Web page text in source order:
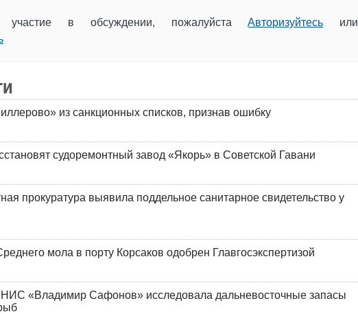
участие в обсуждении, пожалуйстаАвторизуйтесь или
из санкционных списков, признав ошибку
судоремонтный завод «Якорь» в Советской Гавани
прокуратура выявила поддельное санитарное свидетельство у
мола в порту Корсаков одобрен Главгосэкспертизой
«Владимир Сафонов» исследовала дальневосточные запасы